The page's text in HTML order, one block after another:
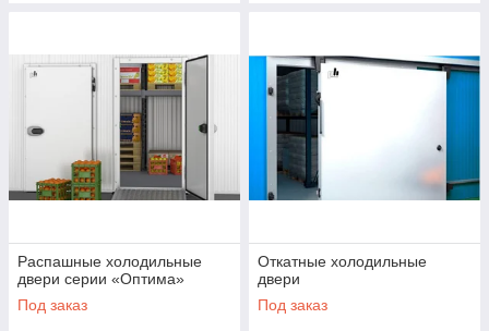
Распашные холодильные
двери серии «Оптима»
Под заказ
Откатные холодильные
двери
Под заказ